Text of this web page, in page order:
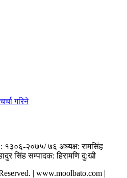
गरिने
१३०६-२०७५/ ७६ अध्यक्ष: रामसिंह
सिंह सम्पादक: हिरामणि दु:खी
| www.moolbato.com |